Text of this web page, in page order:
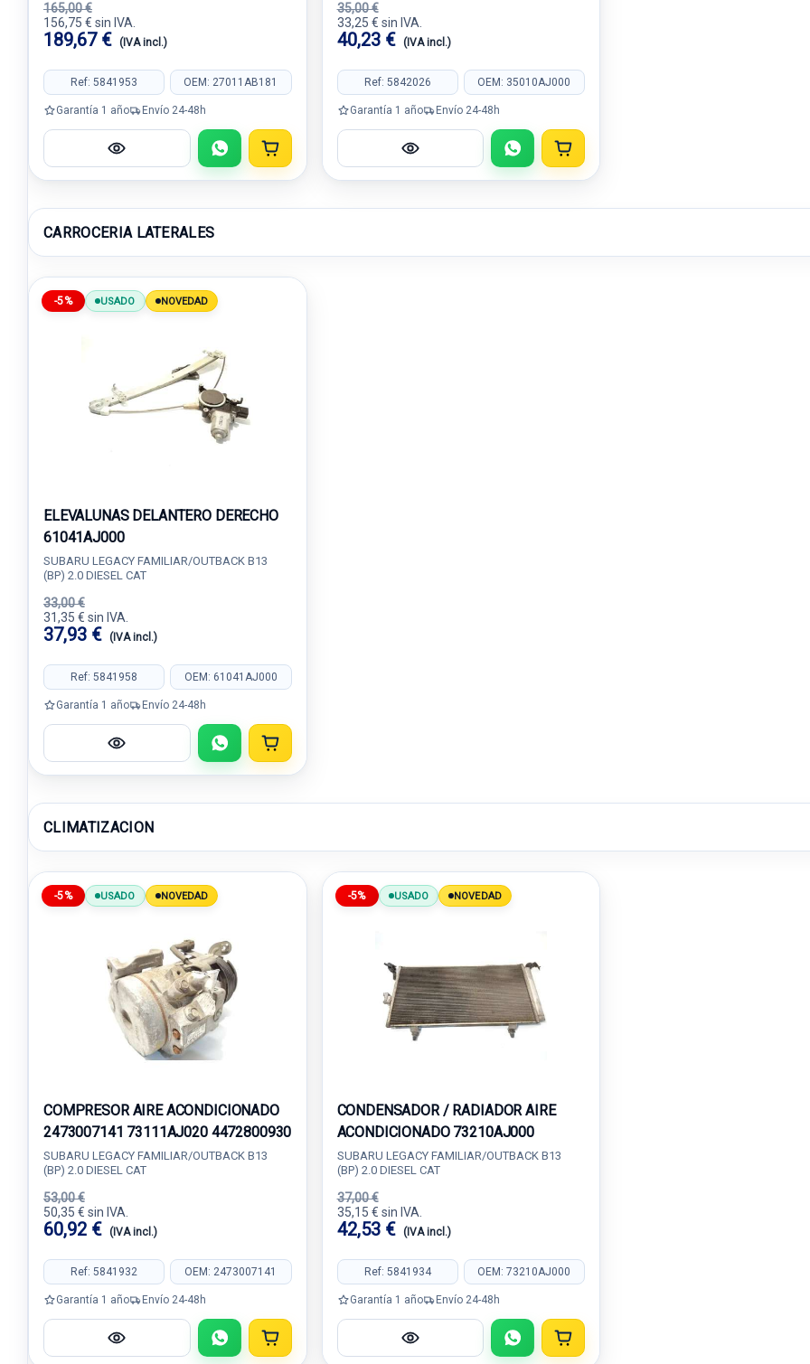
165,00 €
156,75 € sin IVA.
189,67 € (IVA incl.)
Ref: 5841953 OEM: 27011AB181
Garantía 1 año Envío 24-48h
35,00 €
33,25 € sin IVA.
40,23 € (IVA incl.)
Ref: 5842026 OEM: 35010AJ000
Garantía 1 año Envío 24-48h
CARROCERIA LATERALES
-5% USADO NOVEDAD
ELEVALUNAS DELANTERO DERECHO
61041AJ000
SUBARU LEGACY FAMILIAR/OUTBACK B13
(BP) 2.0 DIESEL CAT
33,00 €
31,35 € sin IVA.
37,93 € (IVA incl.)
Ref: 5841958 OEM: 61041AJ000
Garantía 1 año Envío 24-48h
CLIMATIZACION
-5% USADO NOVEDAD
COMPRESOR AIRE ACONDICIONADO
2473007141 73111AJ020 4472800930
SUBARU LEGACY FAMILIAR/OUTBACK B13
(BP) 2.0 DIESEL CAT
53,00 €
50,35 € sin IVA.
60,92 € (IVA incl.)
Ref: 5841932 OEM: 2473007141
Garantía 1 año Envío 24-48h
-5% USADO NOVEDAD
CONDENSADOR / RADIADOR AIRE
ACONDICIONADO 73210AJ000
SUBARU LEGACY FAMILIAR/OUTBACK B13
(BP) 2.0 DIESEL CAT
37,00 €
35,15 € sin IVA.
42,53 € (IVA incl.)
Ref: 5841934 OEM: 73210AJ000
Garantía 1 año Envío 24-48h